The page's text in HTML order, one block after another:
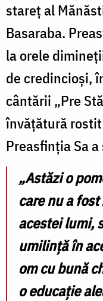
stareț al
Basaraba.
la orele
de credincioşi,
cântării „Pre
învățătură
Preasfinția Sa a
„Astăzi o
care nu a
acestei lumi,
umilință în
om cu bună
o educație